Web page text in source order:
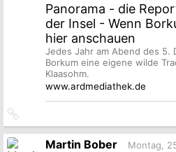
Panorama - die
der Insel - Wenn
hier anschauen
Jedes Jahr am Abend des 5.
Borkum eine eigene wilde
Klaasohm.
www.ardmediathek.de
zum
Originalbeitrag
Martin Bober Montag,